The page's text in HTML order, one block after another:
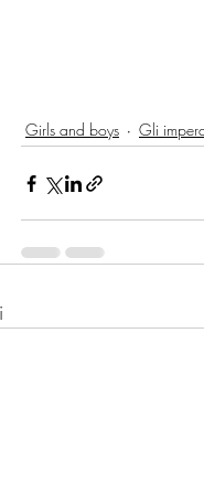
Girls and boys Gli